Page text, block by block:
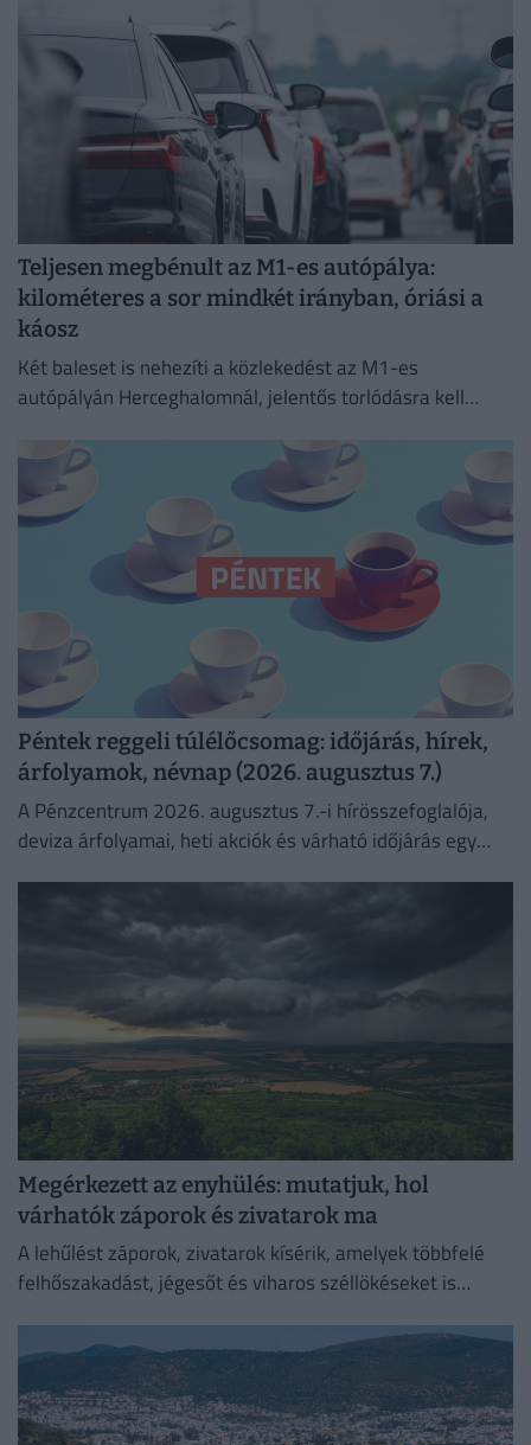
Teljesen megbénult az M1-es autópálya:
kilométeres a sor mindkét irányban, óriási a
káosz
Két baleset is nehezíti a közlekedést az M1-es
autópályán Herceghalomnál, jelentős torlódásra kell
Péntek reggeli túlélőcsomag: időjárás, hírek,
árfolyamok, névnap (2026. augusztus 7.)
A Pénzcentrum 2026. augusztus 7.-i hírösszefoglalója,
deviza árfolyamai, heti akciók és várható időjárás egy
Megérkezett az enyhülés: mutatjuk, hol
várhatók záporok és zivatarok ma
A lehűlést záporok, zivatarok kísérik, amelyek többfelé
felhőszakadást, jégesőt és viharos széllökéseket is